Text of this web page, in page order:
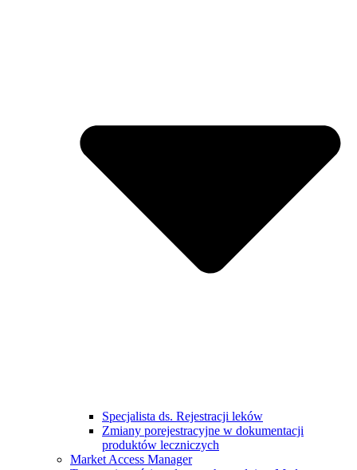
Specjalista ds. Rejestracji leków
Zmiany porejestracyjne w dokumentacji
produktów leczniczych
Market Access Manager